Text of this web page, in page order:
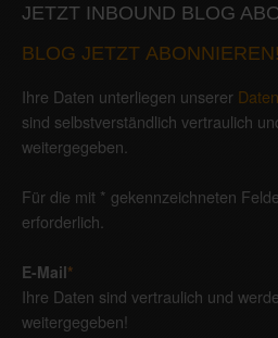
JETZT INBOUND BLOG
BLOG JETZT ABONNIEREN!
Ihre Daten unterliegen unserer
sind selbstverständlich vertraulich
weitergegeben.
Für die mit * gekennzeichneten
erforderlich.
E-Mail*
Ihre Daten sind vertraulich und
weitergegeben!